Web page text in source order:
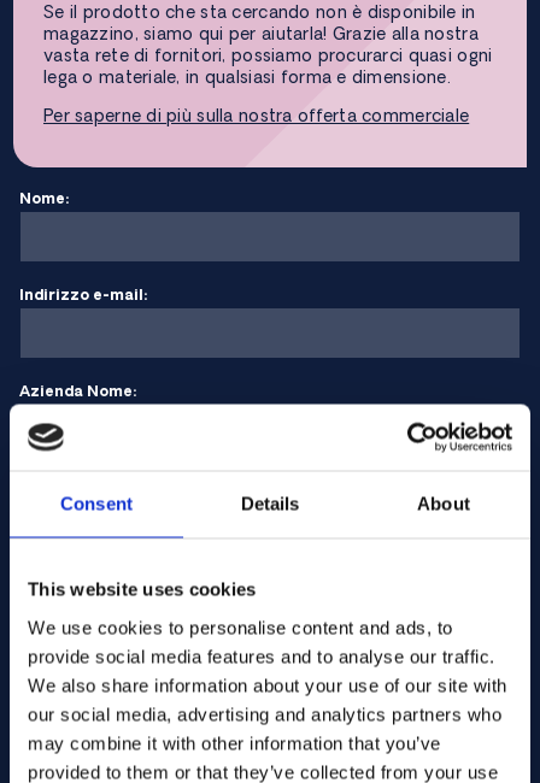
Consent Details About
This website uses cookies
We use cookies to personalise content and ads, to
provide social media features and to analyse our traffic.
We also share information about your use of our site with
our social media, advertising and analytics partners who
may combine it with other information that you’ve
provided to them or that they’ve collected from your use
Se il prodotto che sta cercando non è disponibile in
magazzino, siamo qui per aiutarla! Grazie alla nostra
vasta rete di fornitori, possiamo procurarci quasi ogni
lega o materiale, in qualsiasi forma e dimensione.
Per saperne di più sulla nostra offerta commerciale
Nome:
Indirizzo e-mail:
Azienda Nome:
Il vostro messaggio